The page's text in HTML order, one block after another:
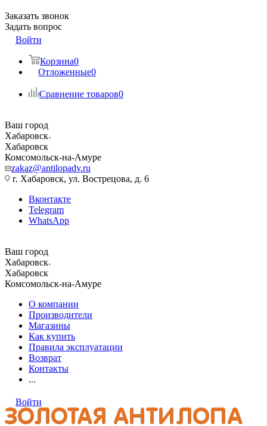
Заказать звонок
Задать вопрос
Войти
Корзина0
Отложенные0
Сравнение товаров0
Ваш город
Хабаровск
Хабаровск
Комсомольск-на-Амуре
zakaz@antilopadv.ru
г. Хабаровск, ул. Вострецова, д. 6
Вконтакте
Telegram
WhatsApp
Ваш город
Хабаровск
Хабаровск
Комсомольск-на-Амуре
О компании
Производители
Магазины
Как купить
Правила эксплуатации
Возврат
Контакты
...
Войти